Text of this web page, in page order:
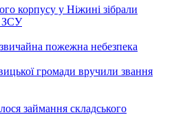
корпусу у Ніжині зібрали
ЗСУ
пожежна небезпека
громади вручили звання
займання складського